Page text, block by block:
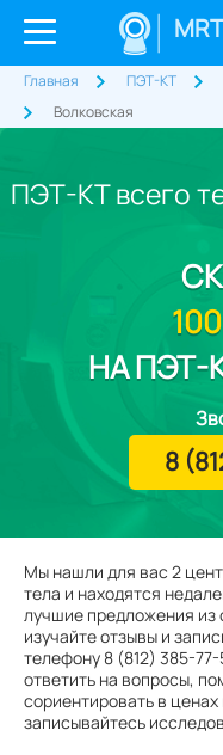
Главная ПЭТ-КТ
Волковская
ПЭТ-КТ всего
Мы нашли для вас 2
тела и находятся
лучшие предложения из
изучайте отзывы и
телефону 8 (812) 385-
ответить на вопросы,
сориентировать в
записывайтесь
НА ПЭТ-
8